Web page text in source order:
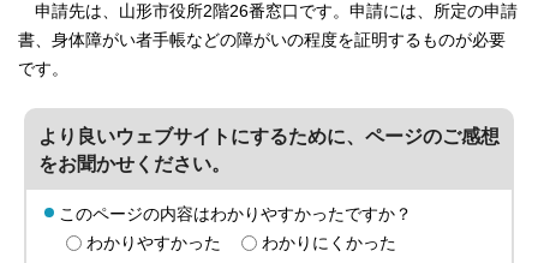
申請先は、山形市役所2階26番窓口です。申請には、所定の申請
書、身体障がい者手帳などの障がいの程度を証明するものが必要
です。
より良いウェブサイトにするために、ページのご感想
をお聞かせください。
このページの内容はわかりやすかったですか？
わかりやすかった
わかりにくかった